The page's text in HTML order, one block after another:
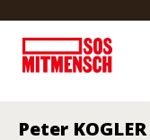
Peter KOGLER